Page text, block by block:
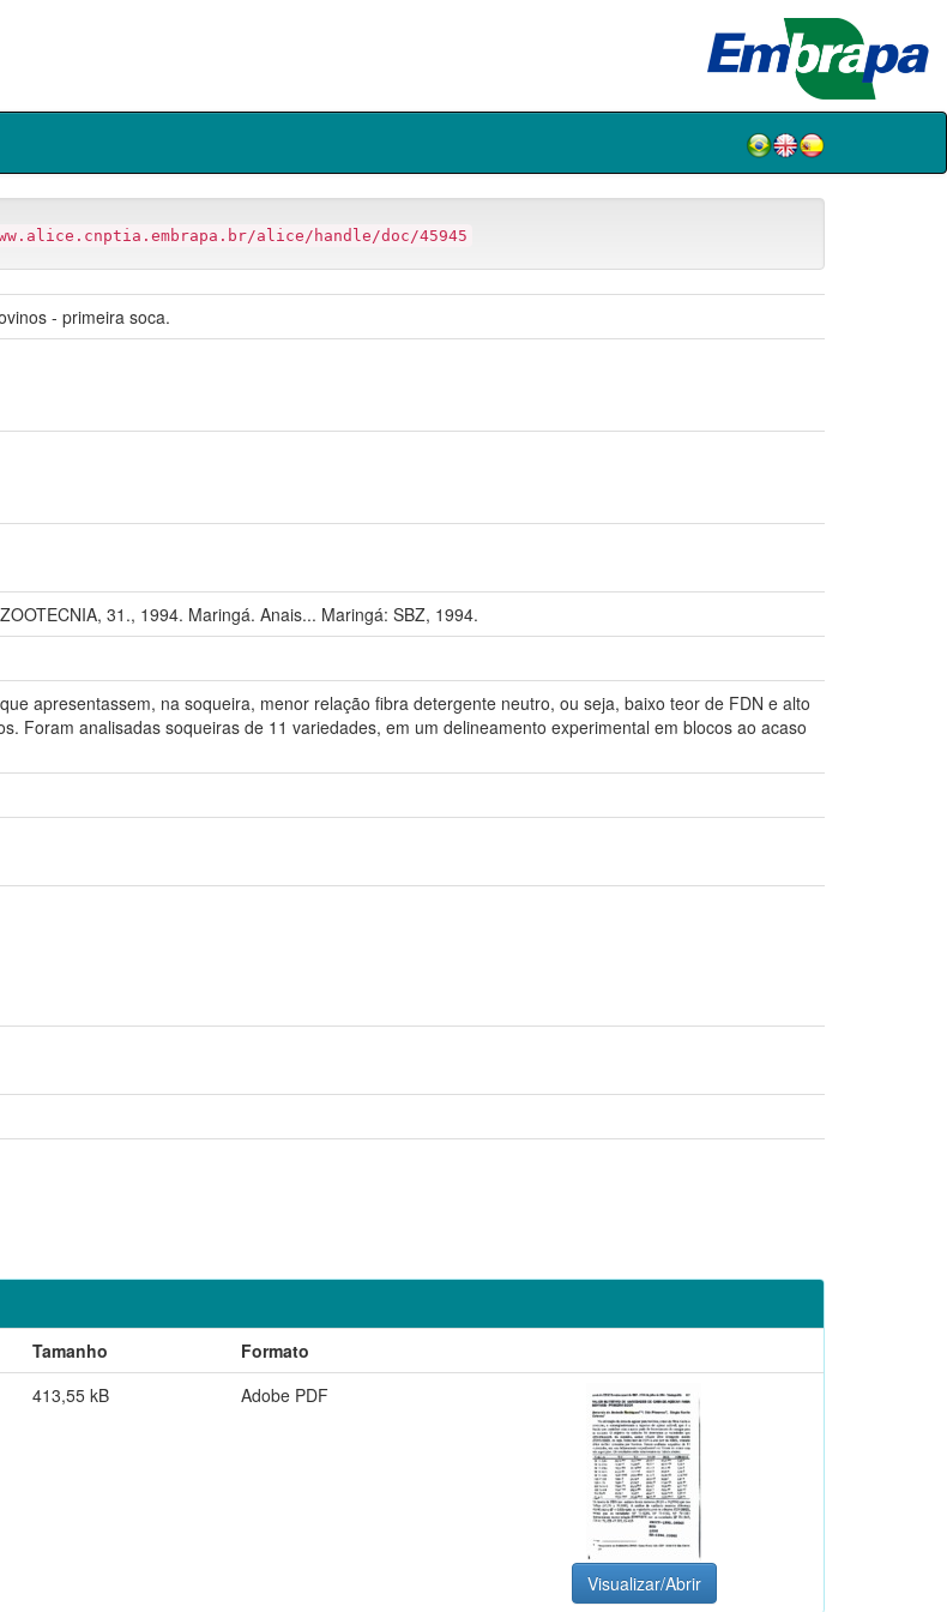
alice/handle/doc/45945
- primeira soca.
31., 1994. Maringá. Anais... Maringá: SBZ, 1994.
apresentassem, na soqueira, menor relação fibra detergente neutro, ou seja, baixo teor de FDN e alto
Foram analisadas soqueiras de 11 variedades, em um delineamento experimental em blocos ao acaso
Tamanho
Formato
413,55 kB Adobe PDF
Visualizar/Abrir